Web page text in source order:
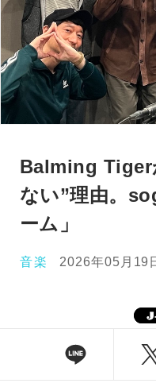
Balming Tiger
ない”理由。
ーム」
音楽 2026年05月19